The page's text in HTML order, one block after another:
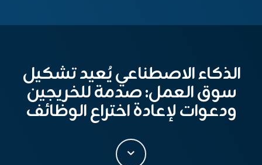
الذكاء الاصطناعي يُعيد تشكيل
سوق العمل: صدمة للخريجين
ودعوات لإعادة اختراع الوظائف